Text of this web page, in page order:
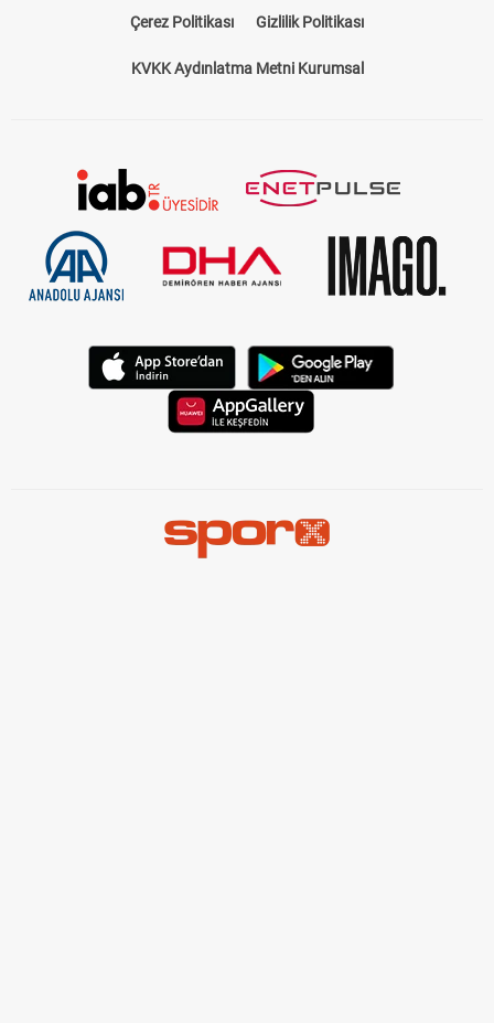
Çerez Politikası Gizlilik Politikası
KVKK Aydınlatma Metni Kurumsal